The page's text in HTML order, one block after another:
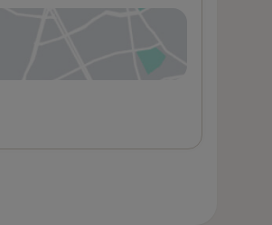
nowej karcie